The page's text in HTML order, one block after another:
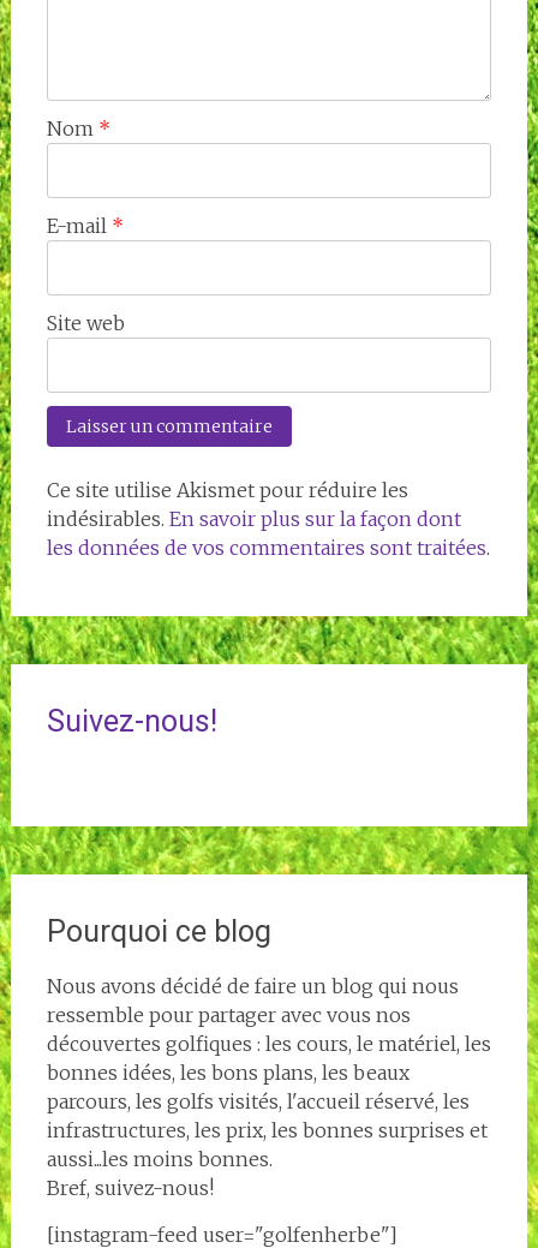
Nom *
E-mail *
Site web
Ce site utilise Akismet pour réduire les
indésirables. En savoir plus sur la façon dont
les données de vos commentaires sont traitées.
Suivez-nous!
Pourquoi ce blog
Nous avons décidé de faire un blog qui nous
ressemble pour partager avec vous nos
découvertes golfiques : les cours, le matériel, les
bonnes idées, les bons plans, les beaux
parcours, les golfs visités, l'accueil réservé, les
infrastructures, les prix, les bonnes surprises et
aussi...les moins bonnes.
Bref, suivez-nous!
[instagram-feed user="golfenherbe"]